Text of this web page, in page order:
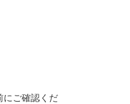
にご確認くだ